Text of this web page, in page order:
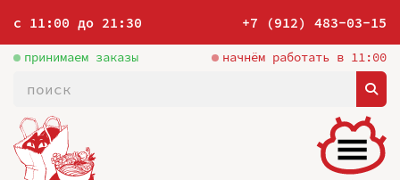
с 11:00 до 21:30 +7 (912) 483-03-15
принимаем заказы начнём работать в 11:00